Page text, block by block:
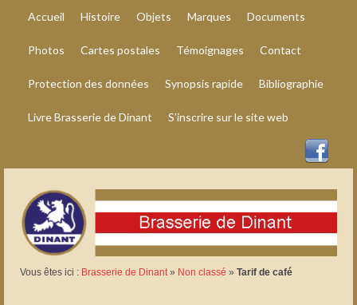
Accueil Histoire Objets Marques Documents
Photos Cartes postales Témoignages Contact
Protection des données Synopsis rapide Bibliographie
Livre Brasserie de Dinant S’inscrire sur le site web
Vous êtes ici : Brasserie de Dinant» Non classé » Tarif de café